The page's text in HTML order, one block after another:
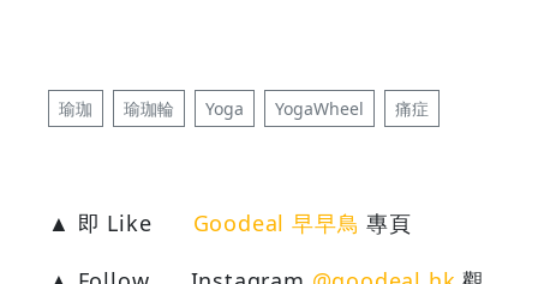
瑜珈 瑜珈輪 Yoga YogaWheel 痛症
▲ 即 Like Goodeal 早早鳥 專頁